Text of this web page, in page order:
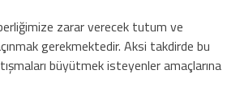
zarar verecek tutum ve
gerekmektedir. Aksi takdirde bu
büyütmek isteyenler amaçlarına